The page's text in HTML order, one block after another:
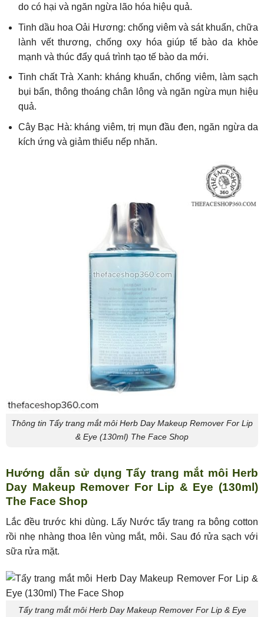
do có hại và ngăn ngừa lão hóa hiệu quả.
Tinh dầu hoa Oải Hương: chống viêm và sát khuẩn, chữa
lành vết thương, chống oxy hóa giúp tế bào da khỏe
mạnh và thúc đẩy quá trình tạo tế bào da mới.
Tinh chất Trà Xanh: kháng khuẩn, chống viêm, làm sạch
bụi bẩn, thông thoáng chân lông và ngăn ngừa mụn hiệu
quả.
Cây Bạc Hà: kháng viêm, trị mụn đầu đen, ngăn ngừa da
kích ứng và giảm thiểu nếp nhăn.
Thông tin Tẩy trang mắt môi Herb Day Makeup Remover For Lip
& Eye (130ml) The Face Shop
Hướng dẫn sử dụng Tẩy trang mắt môi Herb
Day Makeup Remover For Lip & Eye (130ml)
The Face Shop
Lắc đều trước khi dùng. Lấy Nước tẩy trang ra bông cotton
rồi nhẹ nhàng thoa lên vùng mắt, môi. Sau đó rửa sạch với
sữa rửa mặt.
Tẩy trang mắt môi Herb Day Makeup Remover For Lip & Eye